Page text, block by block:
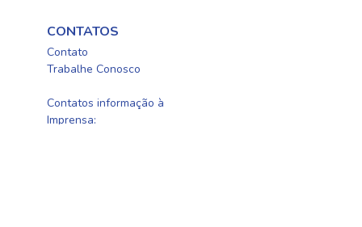
CONTATOS
Contato
Trabalhe Conosco
Contatos informação à
Imprensa: